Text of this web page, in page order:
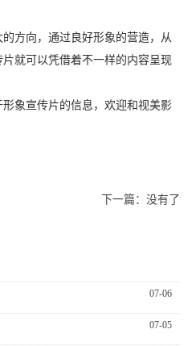
方向，通过良好形象的营造，从
就可以凭借着不一样的内容呈现
象宣传片的信息，欢迎和视美影
下一篇：没有了
07-06
07-05